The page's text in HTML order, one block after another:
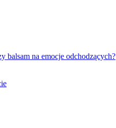
balsam na emocje odchodzących?